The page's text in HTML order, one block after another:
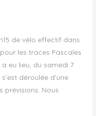
de vélo effectif dans
les traces Pascales
a eu lieu, du samedi 7
déroulée d’une
Nous